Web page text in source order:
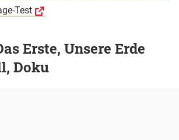
Test
Erste, Unsere Erde
Doku